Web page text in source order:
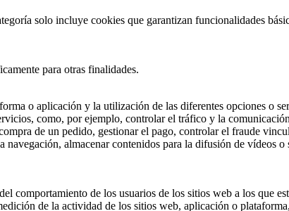
solo incluye cookies que garantizan funcionalidades
para otras finalidades.
o aplicación y la utilización de las diferentes opciones o
como, por ejemplo, controlar el tráfico y la
de un pedido, gestionar el pago, controlar el fraude
almacenar contenidos para la difusión de vídeos
comportamiento de los usuarios de los sitios web a los que
de la actividad de los sitios web, aplicación o